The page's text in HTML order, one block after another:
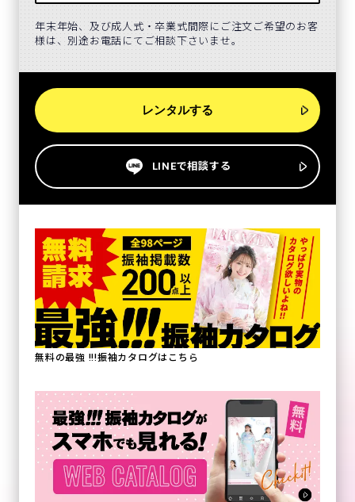
年末年始、及び成人式・卒業式間際にご注文ご希望のお客
様は、別途お電話にてご相談下さいませ。
レンタルする
LINEで相談する
無料の最強 !!!振袖カタログはこちら